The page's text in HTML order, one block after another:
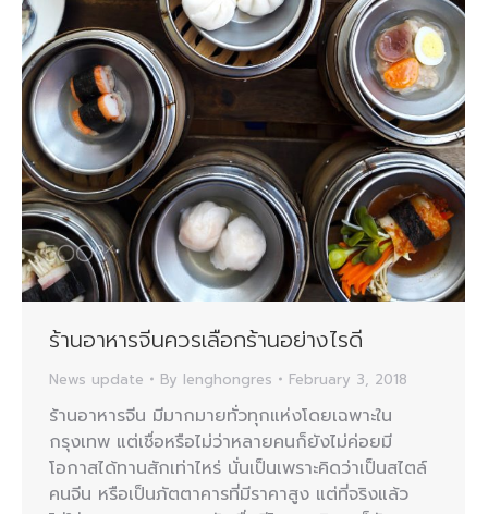
ร้านอาหารจีนควรเลือกร้านอย่างไรดี
News update By lenghongres February 3, 2018
ร้านอาหารจีน มีมากมายทั่วทุกแห่งโดยเฉพาะใน
กรุงเทพ แต่เชื่อหรือไม่ว่าหลายคนก็ยังไม่ค่อยมี
โอกาสได้ทานสักเท่าไหร่ นั่นเป็นเพราะคิดว่าเป็นสไตล์
คนจีน หรือเป็นภัตตาคารที่มีราคาสูง แต่ที่จริงแล้ว